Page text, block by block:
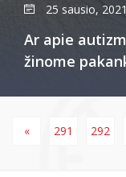
25 sausio, 2021
Ar apie
žinome
« 291 292